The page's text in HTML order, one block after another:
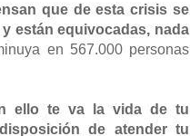
que de esta crisis se
están equivocadas, nada
en 567.000 personas
ello te va la vida de tu
de atender tu